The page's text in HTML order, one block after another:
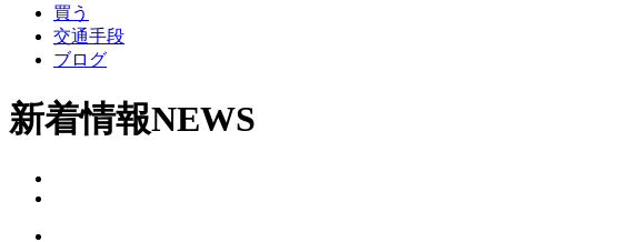
買う
交通手段
ブログ
新着情報NEWS